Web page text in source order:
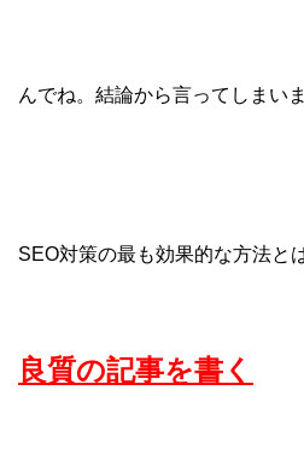
んでね。結論から言ってしまいま
SEO対策の最も効果的な方法とは
良質の記事を書く